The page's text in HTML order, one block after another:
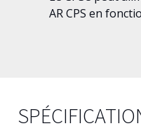
AR CPS en